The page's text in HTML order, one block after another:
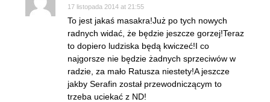
17 listopada 2014 at 21:55
To jest jakaś masakra!Już po tych nowych
radnych widać, że będzie jeszcze gorzej!Teraz
to dopiero ludziska będą kwiczeć!I co
najgorsze nie będzie żadnych sprzeciwów w
radzie, za mało Ratusza niestety!A jeszcze
jakby Serafin został przewodniczącym to
trzeba uciekać z ND!